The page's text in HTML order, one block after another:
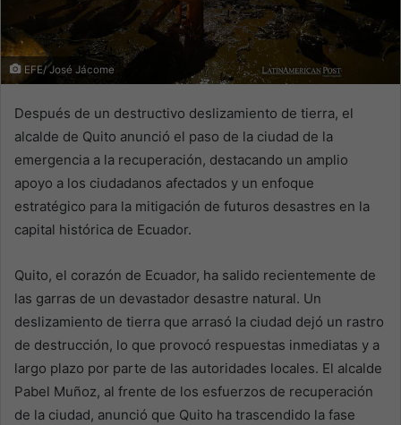
EFE/ José Jácome
Después de un destructivo deslizamiento de tierra, el
alcalde de Quito anunció el paso de la ciudad de la
emergencia a la recuperación, destacando un amplio
apoyo a los ciudadanos afectados y un enfoque
estratégico para la mitigación de futuros desastres en la
capital histórica de Ecuador.
Quito, el corazón de Ecuador, ha salido recientemente de
las garras de un devastador desastre natural. Un
deslizamiento de tierra que arrasó la ciudad dejó un rastro
de destrucción, lo que provocó respuestas inmediatas y a
largo plazo por parte de las autoridades locales. El alcalde
Pabel Muñoz, al frente de los esfuerzos de recuperación
de la ciudad, anunció que Quito ha trascendido la fase